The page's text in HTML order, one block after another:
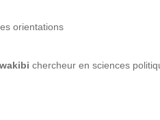
orientations
chercheur en sciences